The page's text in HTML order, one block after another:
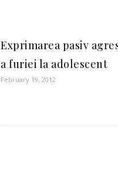
Exprimarea pasiv
a furiei la adolescent
February 19, 2012